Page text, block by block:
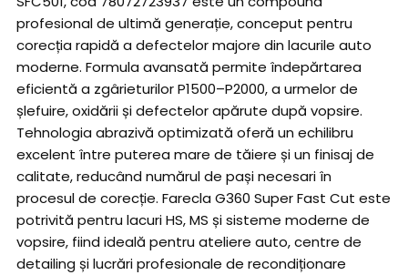
profesional de ultimă generație, conceput pentru
corecția rapidă a defectelor majore din lacurile auto
moderne. Formula avansată permite îndepărtarea
eficientă a zgârieturilor P1500–P2000, a urmelor de
șlefuire, oxidării și defectelor apărute după vopsire.
Tehnologia abrazivă optimizată oferă un echilibru
excelent între puterea mare de tăiere și un finisaj de
calitate, reducând numărul de pași necesari în
procesul de corecție. Farecla G360 Super Fast Cut este
potrivită pentru lacuri HS, MS și sisteme moderne de
vopsire, fiind ideală pentru ateliere auto, centre de
detailing și lucrări profesionale de recondiționare